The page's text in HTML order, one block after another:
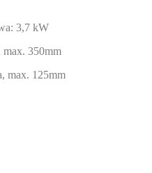
3,7 kW
max. 350mm
max. 125mm